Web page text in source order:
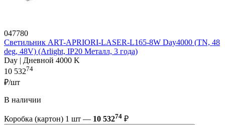
047780
Светильник ART-APRIORI-LASER-L165-8W Day4000 (TN, 48
deg, 48V) (Arlight, IP20 Металл, 3 года)
Day | Дневной 4000 K
10 53274
₽/шт
В наличии
Коробка (картон) 1 шт — 10 53274 ₽